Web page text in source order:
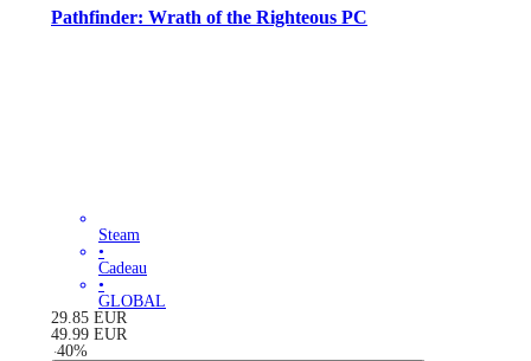
Pathfinder: Wrath of the Righteous PC
Steam
•
Cadeau
•
GLOBAL
29.85 EUR
49.99 EUR
-40%